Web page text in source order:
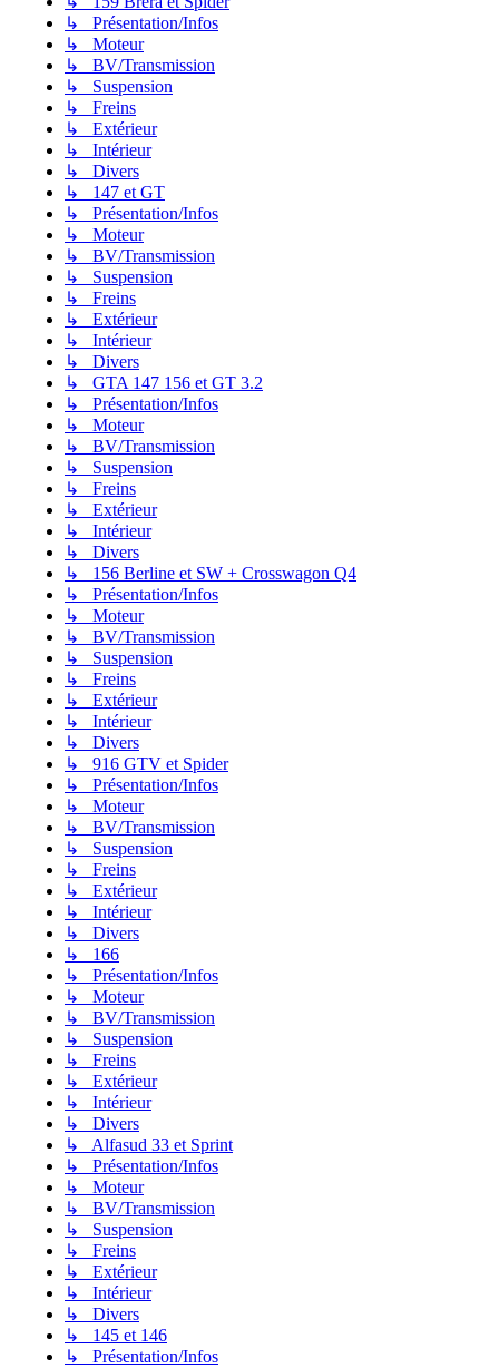
↳ Présentation/Infos
↳ Moteur
↳ BV/Transmission
↳ Suspension
↳ Freins
↳ Extérieur
↳ Intérieur
↳ Divers
↳ 147 et GT
↳ Présentation/Infos
↳ Moteur
↳ BV/Transmission
↳ Suspension
↳ Freins
↳ Extérieur
↳ Intérieur
↳ Divers
↳ GTA 147 156 et GT 3.2
↳ Présentation/Infos
↳ Moteur
↳ BV/Transmission
↳ Suspension
↳ Freins
↳ Extérieur
↳ Intérieur
↳ Divers
↳ 156 Berline et SW + Crosswagon Q4
↳ Présentation/Infos
↳ Moteur
↳ BV/Transmission
↳ Suspension
↳ Freins
↳ Extérieur
↳ Intérieur
↳ Divers
↳ 916 GTV et Spider
↳ Présentation/Infos
↳ Moteur
↳ BV/Transmission
↳ Suspension
↳ Freins
↳ Extérieur
↳ Intérieur
↳ Divers
↳ 166
↳ Présentation/Infos
↳ Moteur
↳ BV/Transmission
↳ Suspension
↳ Freins
↳ Extérieur
↳ Intérieur
↳ Divers
↳ Alfasud 33 et Sprint
↳ Présentation/Infos
↳ Moteur
↳ BV/Transmission
↳ Suspension
↳ Freins
↳ Extérieur
↳ Intérieur
↳ Divers
↳ 145 et 146
↳ Présentation/Infos